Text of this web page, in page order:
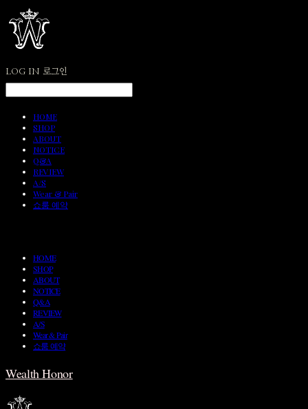
LOG IN 로그인
HOME
SHOP
ABOUT
NOTICE
Q&A
REVIEW
A/S
Wear & Pair
쇼룸 예약
HOME
SHOP
ABOUT
NOTICE
Q&A
REVIEW
A/S
Wear & Pair
쇼룸 예약
Wealth Honor